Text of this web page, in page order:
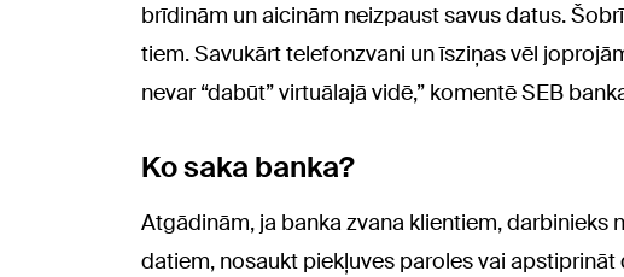
brīdinām un aicinām neizpaust savus datus.
tiem. Savukārt telefonzvani un īsziņas vēl
nevar “dabūt” virtuālajā vidē,” komentē SEB
Ko saka banka?
Atgādinām, ja banka zvana klientiem, darbinieks
datiem, nosaukt piekļuves paroles vai